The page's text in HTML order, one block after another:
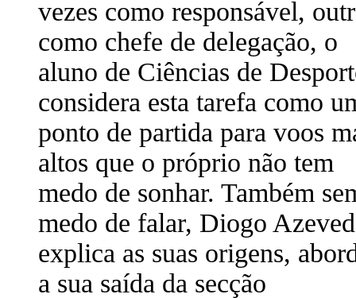
vezes como responsável,
como chefe de delegação, o
aluno de Ciências de
considera esta tarefa como
ponto de partida para voos
altos que o próprio não tem
medo de sonhar. Também
medo de falar, Diogo
explica as suas origens,
a sua saída da secção